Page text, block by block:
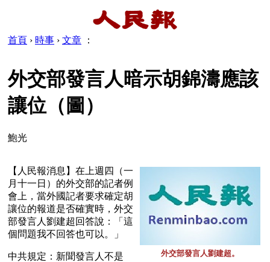
首頁 › 時事 › 文章 ：
外交部發言人暗示胡錦濤應該
讓位（圖）
鮑光
外交部發言人劉建超。
【人民報消息】在上週四（一
月十一日）的外交部的記者例
會上，當外國記者要求確定胡
讓位的報道是否確實時，外交
部發言人劉建超回答說：「這
個問題我不回答也可以。」
中共規定：新聞發言人不是